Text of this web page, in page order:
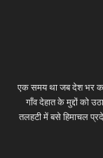
एक समय था जब देश भर का
गाँव देहात के मुद्दों को
तलहटी में बसे हिमाचल